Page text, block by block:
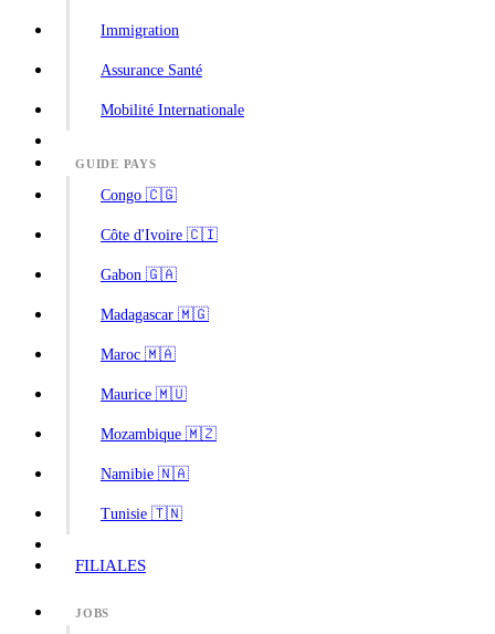
Immigration
Assurance Santé
Mobilité Internationale
GUIDE PAYS
Congo 🇨🇬
Côte d'Ivoire 🇨🇮
Gabon 🇬🇦
Madagascar 🇲🇬
Maroc 🇲🇦
Maurice 🇲🇺
Mozambique 🇲🇿
Namibie 🇳🇦
Tunisie 🇹🇳
FILIALES
JOBS